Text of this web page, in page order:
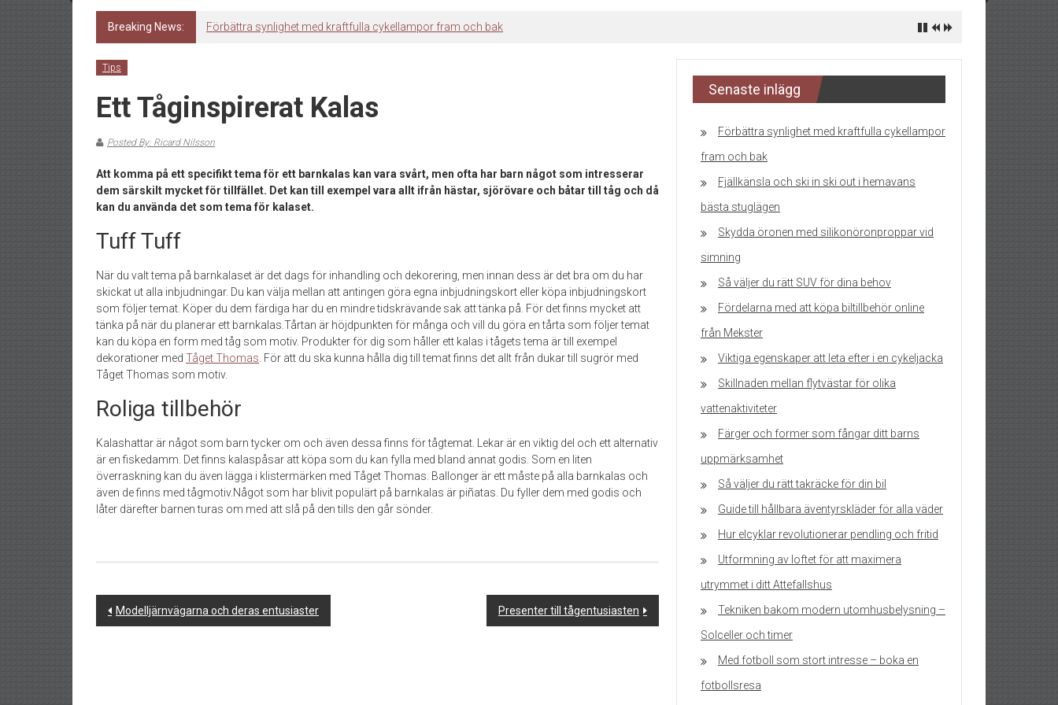
Breaking News: Förbättra synlighet med kraftfulla cykellampor fram och bak
Tips
Ett Tåginspirerat Kalas
Posted By: Ricard Nilsson
Att komma på ett specifikt tema för ett barnkalas kan vara svårt, men ofta har barn något som intresserar
dem särskilt mycket för tillfället. Det kan till exempel vara allt ifrån hästar, sjörövare och båtar till tåg och då
kan du använda det som tema för kalaset.
Tuff Tuff
När du valt tema på barnkalaset är det dags för inhandling och dekorering, men innan dess är det bra om du har
skickat ut alla inbjudningar. Du kan välja mellan att antingen göra egna inbjudningskort eller köpa inbjudningskort
som följer temat. Köper du dem färdiga har du en mindre tidskrävande sak att tänka på. För det finns mycket att
tänka på när du planerar ett barnkalas.Tårtan är höjdpunkten för många och vill du göra en tårta som följer temat
kan du köpa en form med tåg som motiv. Produkter för dig som håller ett kalas i tågets tema är till exempel
dekorationer med Tåget Thomas. För att du ska kunna hålla dig till temat finns det allt från dukar till sugrör med
Tåget Thomas som motiv.
Roliga tillbehör
Kalashattar är något som barn tycker om och även dessa finns för tågtemat. Lekar är en viktig del och ett alternativ
är en fiskedamm. Det finns kalaspåsar att köpa som du kan fylla med bland annat godis. Som en liten
överraskning kan du även lägga i klistermärken med Tåget Thomas. Ballonger är ett måste på alla barnkalas och
även de finns med tågmotiv.Något som har blivit populärt på barnkalas är piñatas. Du fyller dem med godis och
låter därefter barnen turas om med att slå på den tills den går sönder.
Post
Modelljärnvägarna och deras entusiaster Presenter till tågentusiasten
Senaste inlägg
Förbättra synlighet med kraftfulla cykellampor
fram och bak
Fjällkänsla och ski in ski out i hemavans
bästa stuglägen
Skydda öronen med silikonöronproppar vid
simning
Så väljer du rätt SUV för dina behov
Fördelarna med att köpa biltillbehör online
från Mekster
Viktiga egenskaper att leta efter i en cykeljacka
Skillnaden mellan flytvästar för olika
vattenaktiviteter
Färger och former som fångar ditt barns
uppmärksamhet
Så väljer du rätt takräcke för din bil
Guide till hållbara äventyrskläder för alla väder
Hur elcyklar revolutionerar pendling och fritid
Utformning av loftet för att maximera
utrymmet i ditt Attefallshus
Tekniken bakom modern utomhusbelysning –
Solceller och timer
Med fotboll som stort intresse – boka en
fotbollsresa